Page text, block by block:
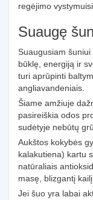
regėjimo
Suaugę
Suaugusiam
būklę, energiją ir
turi aprūpinti
angliavandeniais.
Šiame amžiuje
pasireiškia odos
sudėtyje nebūtų
Aukštos kokybės
kalakutiena) kartu
natūraliais
masę, blizgantį
Jei šuo yra labai